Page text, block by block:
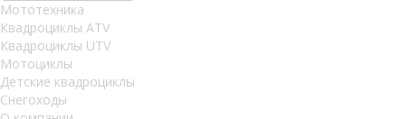
Мототехника
Квадроциклы ATV
Квадроциклы UTV
Мотоциклы
Детские квадроциклы
Снегоходы